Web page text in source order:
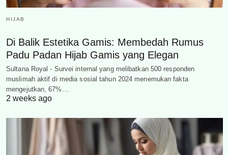
HIJAB
Di Balik Estetika Gamis: Membedah Rumus
Padu Padan Hijab Gamis yang Elegan
Sultana Royal - Survei internal yang melibatkan 500 responden
muslimah aktif di media sosial tahun 2024 menemukan fakta
mengejutkan, 67%…
2 weeks ago